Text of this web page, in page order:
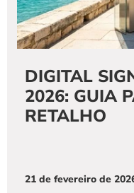
DIGITAL
2026: GUIA
RETALHO
21 de fevereiro de